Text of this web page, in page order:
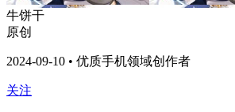
牛饼干
原创
2024-09-10 • 优质手机领域创作者
关注